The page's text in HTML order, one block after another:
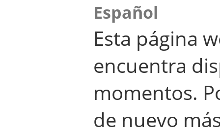
Español
Esta página
encuentra
momentos.
de nuevo